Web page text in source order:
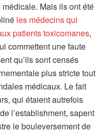
Mais ils ont été
les médecins qui
patients toxicomanes,
commettent une faute
qu’ils sont censés
plus stricte tout
médicaux. Le fait
qui étaient autrefois
l’establishment, sapent
le bouleversement de